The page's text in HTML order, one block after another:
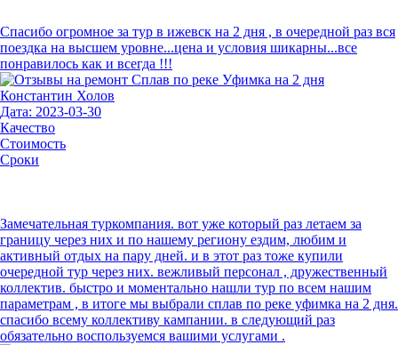
Спасибо огромное за тур в ижевск на 2 дня , в очередной раз вся
поездка на высшем уровне...цена и условия шикарны...все
понравилось как и всегда !!!
Константин Холов
Дата: 2023-03-30
Качество
Стоимость
Сроки
Замечательная туркомпания. вот уже который раз летаем за
границу через них и по нашему региону ездим, любим и
активный отдых на пару дней. и в этот раз тоже купили
очередной тур через них. вежливый персонал , дружественный
коллектив. быстро и моментально нашли тур по всем нашим
параметрам , в итоге мы выбрали сплав по реке уфимка на 2 дня.
спасибо всему коллективу кампании. в следующий раз
обязательно воспользуемся вашими услугами .